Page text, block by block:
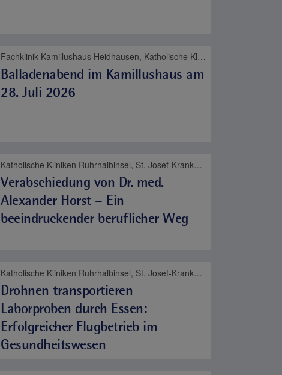
Fachklinik Kamillushaus Heidhausen, Katholische Kliniken Ruhrhalbinsel, Psyche und Sucht
Balladenabend im Kamillushaus am
28. Juli 2026
Katholische Kliniken Ruhrhalbinsel, St. Josef-Krankenhaus Kupferdreh, Bewegungsapparat
Verabschiedung von Dr. med.
Alexander Horst – Ein
beeindruckender beruflicher Weg
Katholische Kliniken Ruhrhalbinsel, St. Josef-Krankenhaus Kupferdreh, Contilia
Drohnen transportieren
Laborproben durch Essen:
Erfolgreicher Flugbetrieb im
Gesundheitswesen